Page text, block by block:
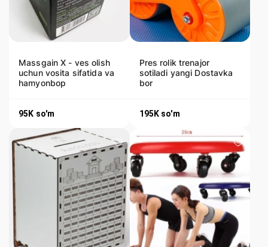
Massgain X - ves olish
uchun vosita sifatida va
hamyonbop
95K so'm
Pres rolik trenajor
sotiladi yangi Dostavka
bor
195K so'm